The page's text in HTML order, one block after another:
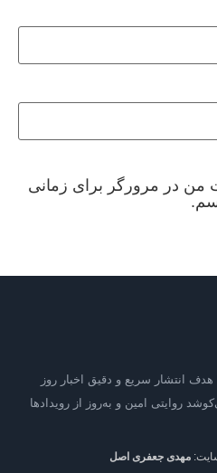
من در مرورگر برای زمانی
هدف انتشار سریع و دقیق اخبار روز
روایتی امین و به‌روز از رویدادها
مهدی جعفری اصل